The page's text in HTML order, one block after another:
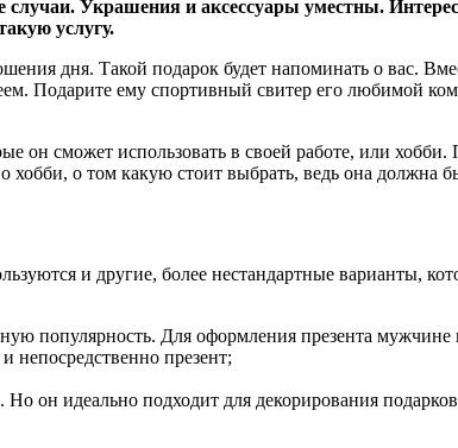
случаи. Украшения и аксессуары уместны.
услугу.
дня. Такой подарок будет напоминать о вас.
Подарите ему спортивный свитер его любимой
он сможет использовать в своей работе, или
хобби, о том какую стоит выбрать, ведь она должна
и другие, более нестандартные варианты,
популярность. Для оформления презента
непосредственно презент;
он идеально подходит для декорирования